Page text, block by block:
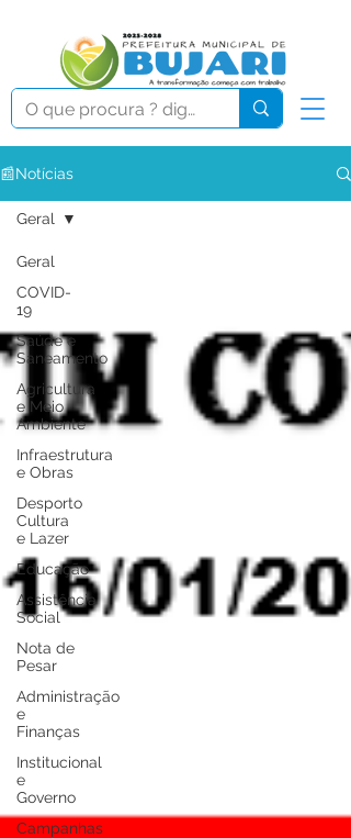
📰Notícias
Geral
COVID-
19
Saúde e
Saneamento
Agricultura
e Meio
Ambiente
Infraestrutura
e Obras
Desporto
Cultura
e Lazer
Educação
Assistência
Social
Nota de
Pesar
Administração
e
Finanças
Institucional
e
Governo
Campanhas
Geral